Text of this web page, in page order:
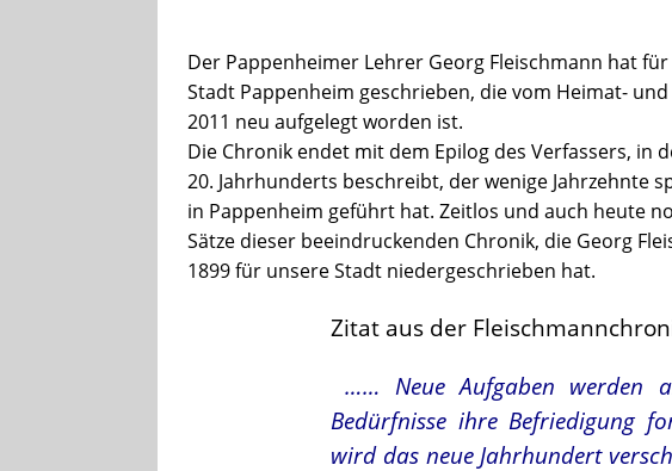
Der Pappenheimer Lehrer Georg Fleischmann hat
Stadt Pappenheim geschrieben, die vom Heimat-
2011 neu aufgelegt worden ist.
Die Chronik endet mit dem Epilog des Verfassers, in
20. Jahrhunderts beschreibt, der wenige Jahrzehnte
in Pappenheim geführt hat. Zeitlos und auch heute
Sätze dieser beeindruckenden Chronik, die Georg
1899 für unsere Stadt niedergeschrieben hat.
Zitat aus der
…… Neue Aufgaben werden
Bedürfnisse ihre Befriedigung
wird das neue Jahrhundert